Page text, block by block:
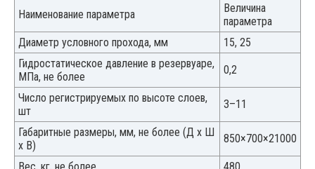
Наименование параметра
Величина
параметра
Диаметр условного прохода, мм
15, 25
Гидростатическое давление в резервуаре,
МПа, не более
0,2
Число регистрируемых по высоте слоев,
шт
3–11
Габаритные размеры, мм, не более (Д х Ш
х В)
850×700×21000